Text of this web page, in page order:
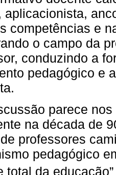
aplicacionista,
competências e
o campo da
conduzindo a
pedagógico e
parece nos
na década de
professores
pedagógico
total da